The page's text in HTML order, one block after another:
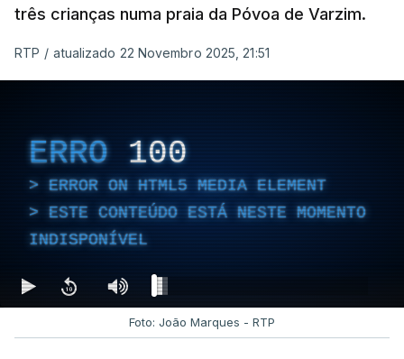
três crianças numa praia da Póvoa de Varzim.
RTP / atualizado 22 Novembro 2025, 21:51
ERRO 100
ERROR ON HTML5 MEDIA ELEMENT
ESTE CONTEÚDO ESTÁ NESTE MOMENTO
INDISPONÍVEL
Foto: João Marques - RTP